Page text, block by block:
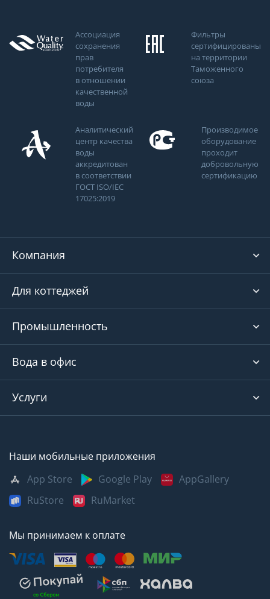
Ассоциация
сохранения
прав
потребителя
в отношении
качественной
воды
Фильтры
сертифицированы
на территории
Таможенного
союза
Аналитический
центр качества
воды
аккредитован
в соответствии
ГОСТ ISO/IEC
17025:2019
Производимое
оборудование
проходит
добровольную
сертификацию
Компания
Для коттеджей
Промышленность
Вода в офис
Услуги
Наши мобильные приложения
App Store
Google Play
AppGallery
RuStore
RuMarket
Мы принимаем к оплате